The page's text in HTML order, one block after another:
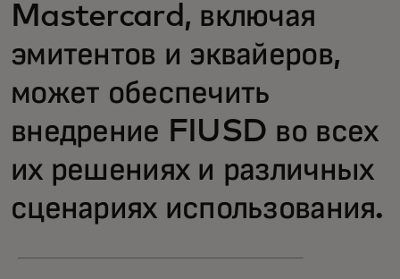
Mastercard, включая
эмитентов и эквайеров,
может обеспечить
внедрение FIUSD во всех
их решениях и различных
сценариях использования.